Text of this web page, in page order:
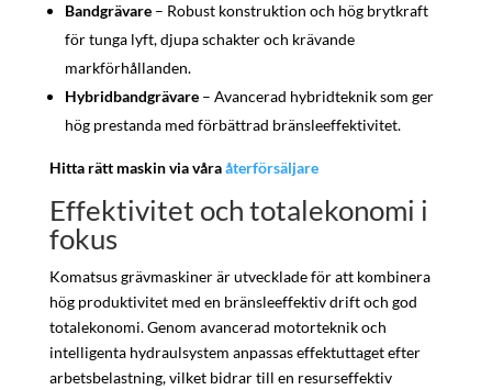
Bandgrävare– Robust konstruktion och hög brytkraft
för tunga lyft, djupa schakter och krävande
markförhållanden.
Hybridbandgrävare– Avancerad hybridteknik som ger
hög prestanda med förbättrad bränsleeffektivitet.
Hitta rätt maskin via våraåterförsäljare
Effektivitet och totalekonomi i
fokus
Komatsus grävmaskiner är utvecklade för att kombinera
hög produktivitet med en bränsleeffektiv drift och god
totalekonomi. Genom avancerad motorteknik och
intelligenta hydraulsystem anpassas effektuttaget efter
arbetsbelastning, vilket bidrar till en resurseffektiv